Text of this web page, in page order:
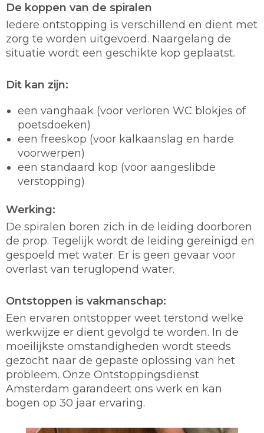
De koppen van de spiralen
Iedere ontstopping is verschillend en dient met
zorg te worden uitgevoerd. Naargelang de
situatie wordt een geschikte kop geplaatst.
Dit kan zijn:
een vanghaak (voor verloren WC blokjes of
poetsdoeken)
een freeskop (voor kalkaanslag en harde
voorwerpen)
een standaard kop (voor aangeslibde
verstopping)
Werking:
De spiralen boren zich in de leiding doorboren
de prop. Tegelijk wordt de leiding gereinigd en
gespoeld met water. Er is geen gevaar voor
overlast van teruglopend water.
Ontstoppen is vakmanschap:
Een ervaren ontstopper weet terstond welke
werkwijze er dient gevolgd te worden. In de
moeilijkste omstandigheden wordt steeds
gezocht naar de gepaste oplossing van het
probleem. Onze Ontstoppingsdienst
Amsterdam garandeert ons werk en kan
bogen op 30 jaar ervaring.